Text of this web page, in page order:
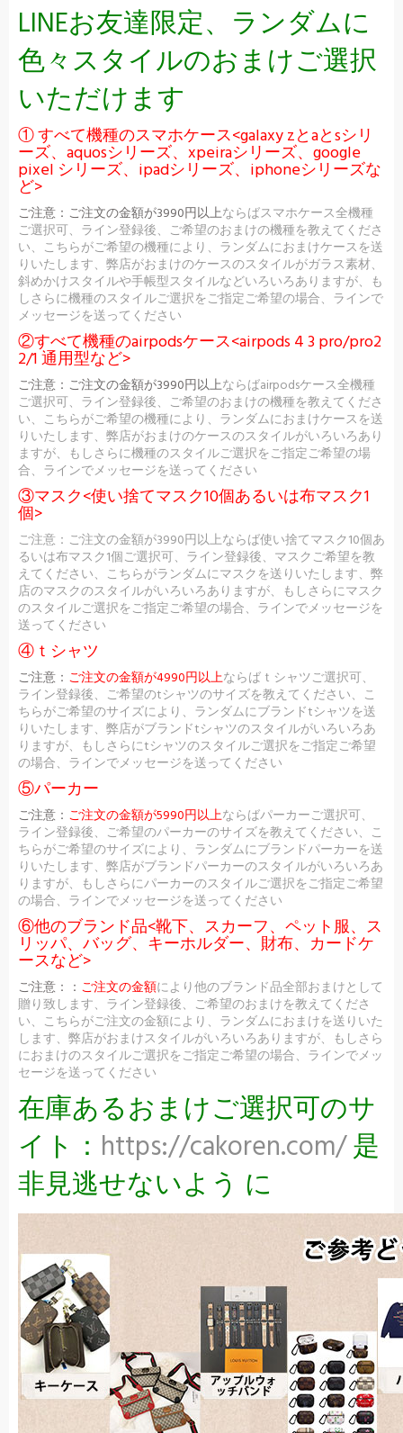
LINEお友達限定、ランダムに
色々スタイルのおまけご選択
いただけます
① すべて機種のスマホケース<galaxy zとaとsシリ
ーズ、aquosシリーズ、xpeiraシリーズ、google
pixel シリーズ、ipadシリーズ、iphoneシリーズな
ど>
ご注意： ご注文の金額が3990円以上ならばスマホケース全機種
ご選択可、ライン登録後、ご希望のおまけの機種を教えてくださ
い、こちらがご希望の機種により、ランダムにおまけケースを送
りいたします、弊店がおまけのケースのスタイルがガラス素材、
斜めかけスタイルや手帳型スタイルなどいろいろありますが、も
しさらに機種のスタイルご選択をご指定ご希望の場合、ラインで
メッセージを送ってください
②すべて機種のairpodsケース<airpods 4 3 pro/pro2
2/1 通用型など>
ご注意： ご注文の金額が3990円以上ならばairpodsケース全機種
ご選択可、ライン登録後、ご希望のおまけの機種を教えてくださ
い、こちらがご希望の機種により、ランダムにおまけケースを送
りいたします、弊店がおまけのケースのスタイルがいろいろあり
ますが、もしさらに機種のスタイルご選択をご指定ご希望の場
合、ラインでメッセージを送ってください
③マスク<使い捨てマスク10個あるいは布マスク1
個>
ご注意：ご注文の金額が3990円以上ならば使い捨てマスク10個あ
るいは布マスク1個ご選択可、ライン登録後、マスクご希望を教
えてください、こちらがランダムにマスクを送りいたします、弊
店のマスクのスタイルがいろいろありますが、もしさらにマスク
のスタイルご選択をご指定ご希望の場合、ラインでメッセージを
送ってください
④ｔシャツ
ご注意： ご注文の金額が4990円以上ならばｔシャツご選択可、
ライン登録後、ご希望のtシャツのサイズを教えてください、こ
ちらがご希望のサイズにより、ランダムにブランドtシャツを送
りいたします、弊店がブランドtシャツのスタイルがいろいろあ
りますが、もしさらにtシャツのスタイルご選択をご指定ご希望
の場合、ラインでメッセージを送ってください
⑤パーカー
ご注意： ご注文の金額が5990円以上ならばパーカーご選択可、
ライン登録後、ご希望のパーカーのサイズを教えてください、こ
ちらがご希望のサイズにより、ランダムにブランドパーカーを送
りいたします、弊店がブランドパーカーのスタイルがいろいろあ
りますが、もしさらにパーカーのスタイルご選択をご指定ご希望
の場合、ラインでメッセージを送ってください
⑥他のブランド品<靴下、スカーフ、ペット服、ス
リッパ、バッグ、キーホルダー、財布、カードケ
ースなど>
ご注意：： ご注文の金額により他のブランド品全部おまけとして
贈り致します、ライン登録後、ご希望のおまけを教えてくださ
い、こちらがご注文の金額により、ランダムにおまけを送りいた
します、弊店がおまけスタイルがいろいろありますが、もしさら
におまけのスタイルご選択をご指定ご希望の場合、ラインでメッ
セージを送ってください
在庫あるおまけご選択可のサ
イト： https://cakoren.com/是
非見逃せないよう に